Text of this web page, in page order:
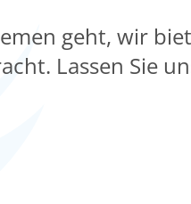
geht, wir
Lassen Sie